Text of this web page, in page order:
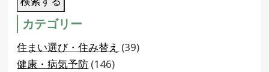
カテゴリー
住まい選び・住み替え (39)
健康・病気予防 (146)